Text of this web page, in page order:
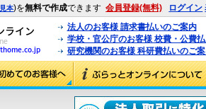
見本)を無料で作成できます 会員登録(無料) ログイン
法人のお客様 請求書払いのご案内
学校・官公庁のお客様 校費・公費
研究機関のお客様 科研費払いのご